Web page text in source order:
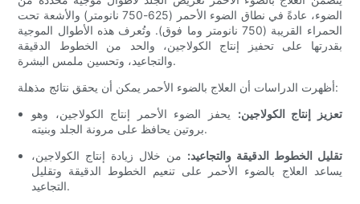
الضوء، عادةً في نطاق الضوء الأحمر (625-750 نانومتر) والأشعة تحت
الحمراء القريبة (750 نانومتر وما فوق). وتُعرف هذه الأطوال الموجية
بقدرتها على تحفيز إنتاج الكولاجين، والحد من الخطوط الدقيقة
والتجاعيد، وتحسين ملمس البشرة.
أظهرت الدراسات أن العلاج بالضوء الأحمر يمكن أن يحقق نتائج مذهلة:
تعزيز إنتاج الكولاجين: يحفز الضوء الأحمر إنتاج الكولاجين، وهو
بروتين يحافظ على مرونة الجلد وبنيته.
تقليل الخطوط الدقيقة والتجاعيد: من خلال زيادة إنتاج الكولاجين،
يساعد العلاج بالضوء الأحمر على تنعيم الخطوط الدقيقة وتقليل
التجاعيد.